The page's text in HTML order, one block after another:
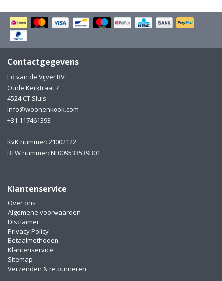
Contactgegevens
Ed van de Vijver BV
Oude Kerktraat 7
4524 CT Sluis
info@woonenkook.com
+31 117461393
KvK nummer: 21002122
BTW nummer: NL009533539B01
Klantenservice
Over ons
Algemene voorwaarden
Disclaimer
Privacy Policy
Betaalmethoden
Klantenservice
Sitemap
Verzenden & retourneren